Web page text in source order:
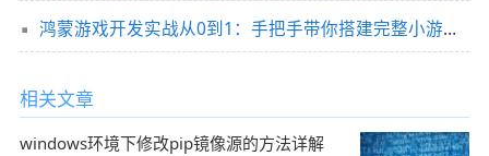
鸿蒙游戏开发实战从0到1：手把手带你搭建完整小游戏系统
相关文章
windows环境下修改pip镜像源的方法详解